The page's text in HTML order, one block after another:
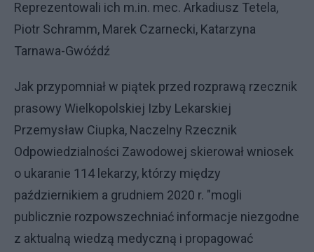
Reprezentowali ich m.in. mec. Arkadiusz Tetela,
Piotr Schramm, Marek Czarnecki, Katarzyna
Tarnawa-Gwóźdź
Jak przypomniał w piątek przed rozprawą rzecznik
prasowy Wielkopolskiej Izby Lekarskiej
Przemysław Ciupka, Naczelny Rzecznik
Odpowiedzialności Zawodowej skierował wniosek
o ukaranie 114 lekarzy, którzy między
październikiem a grudniem 2020 r. "mogli
publicznie rozpowszechniać informacje niezgodne
z aktualną wiedzą medyczną i propagować